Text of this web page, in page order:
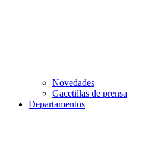
Novedades
Gacetillas de prensa
Departamentos